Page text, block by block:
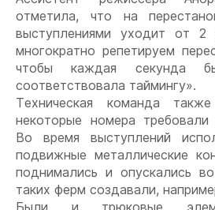
отметила, что на
выступлениями уходит от
многократно репетируем
чтобы каждая секунда
соответствовала таймингу».
Техническая команда
некоторые номера
Во время выступлений
подвижные металлические
поднимались и опускались
таких ферм создавали,
Были и трюковые